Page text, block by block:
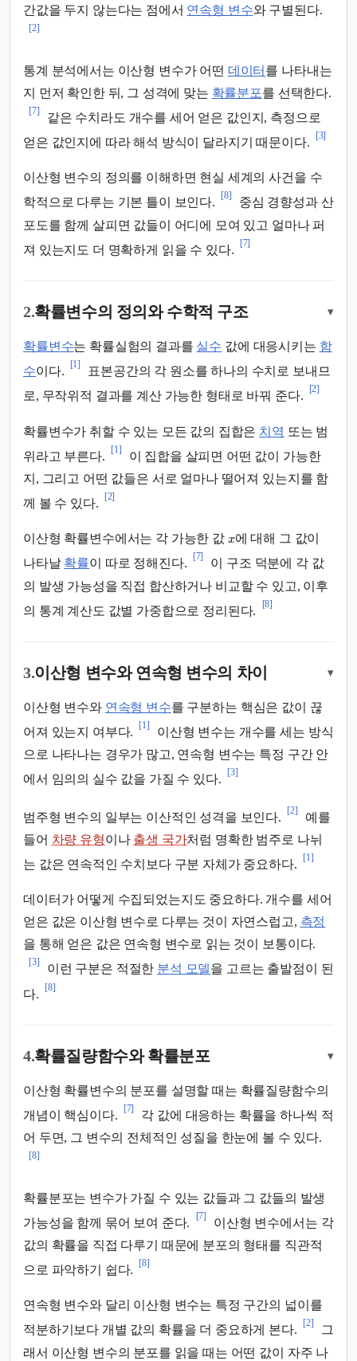
간값을 두지 않는다는 점에서 연속형 변수와 구별된다.
[2]
통계 분석에서는 이산형 변수가 어떤 데이터 를 나타내는
지 먼저 확인한 뒤, 그 성격에 맞는 확률분포를 선택한다.
[7]
같은 수치라도 개수를 세어 얻은 값인지, 측정으로
얻은 값인지에 따라 해석 방식이 달라지기 때문이다.
[3]
이산형 변수의 정의를 이해하면 현실 세계의 사건을 수
학적으로 다루는 기본 틀이 보인다.
[8]
중심 경향성과 산
포도를 함께 살피면 값들이 어디에 모여 있고 얼마나 퍼
져 있는지도 더 명확하게 읽을 수 있다.
[7]
2.확률변수의 정의와 수학적 구조 ▾
확률변수는 확률실험의 결과를 실수 값에 대응시키는 함
수이다.
[1]
표본공간의 각 원소를 하나의 수치로 보내므
로, 무작위적 결과를 계산 가능한 형태로 바꿔 준다.
[2]
확률변수가 취할 수 있는 모든 값의 집합은 치역 또는 범
위라고 부른다.
[1]
이 집합을 살피면 어떤 값이 가능한
지, 그리고 어떤 값들은 서로 얼마나 떨어져 있는지를 함
께 볼 수 있다.
[2]
이산형 확률변수에서는 각 가능한 값 x에 대해 그 값이
나타날 확률이 따로 정해진다.
[7]
이 구조 덕분에 각 값
의 발생 가능성을 직접 합산하거나 비교할 수 있고, 이후
의 통계 계산도 값별 가중합으로 정리된다.
[8]
3.이산형 변수와 연속형 변수의 차이 ▾
이산형 변수와 연속형 변수를 구분하는 핵심은 값이 끊
어져 있는지 여부다.
[1]
이산형 변수는 개수를 세는 방식
으로 나타나는 경우가 많고, 연속형 변수는 특정 구간 안
에서 임의의 실수 값을 가질 수 있다.
[3]
범주형 변수의 일부는 이산적인 성격을 보인다.
[2]
예를
들어 차량 유형이나 출생 국가처럼 명확한 범주로 나뉘
는 값은 연속적인 수치보다 구분 자체가 중요하다.
[1]
데이터가 어떻게 수집되었는지도 중요하다. 개수를 세어
얻은 값은 이산형 변수로 다루는 것이 자연스럽고, 측정
을 통해 얻은 값은 연속형 변수로 읽는 것이 보통이다.
[3]
이런 구분은 적절한 분석 모델을 고르는 출발점이 된
다.
[8]
4.확률질량함수와 확률분포 ▾
이산형 확률변수의 분포를 설명할 때는 확률질량함수의
개념이 핵심이다.
[7]
각 값에 대응하는 확률을 하나씩 적
어 두면, 그 변수의 전체적인 성질을 한눈에 볼 수 있다.
[8]
확률분포는 변수가 가질 수 있는 값들과 그 값들의 발생
가능성을 함께 묶어 보여 준다.
[7]
이산형 변수에서는 각
값의 확률을 직접 다루기 때문에 분포의 형태를 직관적
으로 파악하기 쉽다.
[8]
연속형 변수와 달리 이산형 변수는 특정 구간의 넓이를
적분하기보다 개별 값의 확률을 더 중요하게 본다.
[2]
그
래서 이산형 변수의 분포를 읽을 때는 어떤 값이 자주 나